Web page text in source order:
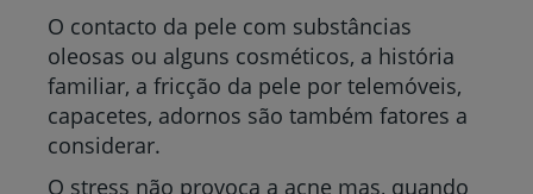
O contacto da pele com substâncias
oleosas ou alguns cosméticos, a história
familiar, a fricção da pele por telemóveis,
capacetes, adornos são também fatores a
considerar.
O stress não provoca a acne mas, quando